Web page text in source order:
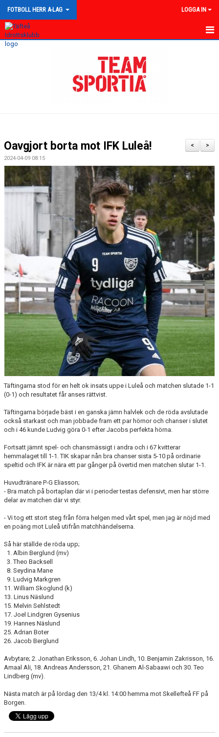
FOTBOLL HERR A-LAG LOGGA IN
HEM
BILDGALLERI
DOKUMENT
KONTAKT
DIV 2 NORRLAND HÖST UPPFLYTTNING 2026
>
<
Oavgjort borta mot IFK Luleå!
2024-04-09 08:15
Täftingarna stod för en helt ok insats uppe i Luleå och matchen slutade 1-1
(0-1) och resultatet får anses rättvist.
Täftingarna började bäst i en ganska jämn halvlek och de röda avslutade
också starkast och man jobbade fram ett par hörnor och chanser i slutet
och i 46 kunde Ludvig göra 0-1 efter Jacobs perfekta hörna.
Fortsatt jämnt spel- och chansmässigt i andra och i 67 kvitterar
hemmalaget till 1-1. TIK skapar nån bra chanser sista 5-10 på ordinarie
speltid och IFK är nära ett par gånger på övertid men matchen slutar 1-1.
Huvudtränare P-G Eliasson;
- Bra match på bortaplan där vi i perioder testas defensivt, men har större
delar av matchen där vi styr.
- Vi tog ett stort steg från förra helgen med vårt spel, men jag är nöjd med
en poäng mot Luleå utifrån matchhändelserna.
Så här ställde de röda upp;
1. Albin Berglund (mv)
3. Theo Backsell
8. Seydina Mane
9. Ludvig Markgren
11. William Skoglund (k)
13. Linus Näslund
15. Melvin Sehlstedt
17. Joel Lindgren Gysenius
19. Hannes Näslund
25. Adrian Boter
26. Jacob Berglund
Avbytare; 2. Jonathan Eriksson, 6. Johan Lindh, 10. Benjamin Zakrisson, 16.
Amaal Ali, 18. Andreas Andersson, 21. Ghanem Al-Sabaawi och 30. Teo
Lindberg (mv).
Nästa match är på lördag den 13/4 kl. 14:00 hemma mot Skellefteå FF på
Borgen.